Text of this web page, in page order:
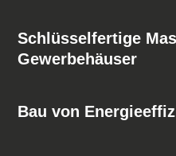
Schlüsselfertige
Gewerbehäuser
Bau von